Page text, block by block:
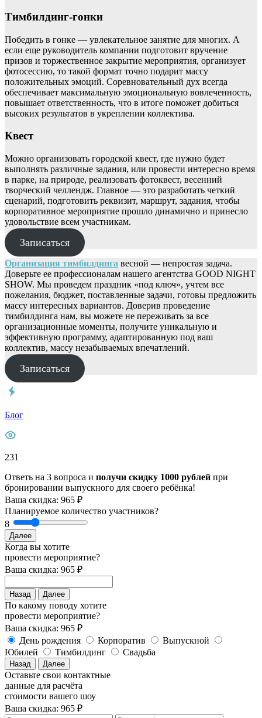
Тимбилдинг-гонки
Победить в гонке — увлекательное занятие для многих. А
если еще руководитель компании подготовит вручение
призов и торжественное закрытие мероприятия, организует
фотосессию, то такой формат точно подарит массу
положительных эмоций. Соревновательный дух всегда
обеспечивает максимальную эмоциональную вовлеченность,
повышает ответственность, что в итоге поможет добиться
высоких результатов в укреплении коллектива.
Квест
Можно организовать городской квест, где нужно будет
выполнять различные задания, или провести интересно время
в парке, на природе, реализовать фотоквест, весенний
творческий челлендж. Главное — это разработать четкий
сценарий, подготовить реквизит, маршрут, задания, чтобы
корпоративное мероприятие прошло динамично и принесло
удовольствие всем участникам.
Записаться
Организация тимбилдинга весной — непростая задача.
Доверьте ее профессионалам нашего агентства GOOD NIGHT
SHOW. Мы проведем праздник «под ключ», учтем все
пожелания, бюджет, поставленные задачи, готовы предложить
массу интересных вариантов. Доверив проведение
тимбилдинга нам, вы можете не переживать за все
организационные моменты, получите уникальную и
эффективную программу, адаптированную под ваш
коллектив, массу незабываемых впечатлений.
Записаться
Блог
231
Ответь на 3 вопроса и получи скидку 1000 рублей при
бронировании выпускного для своего ребёнка!
Ваша скидка: 965 ₽
Планируемое количество участников?
8
Далее
Когда вы хотите
провести мероприятие?
Ваша скидка: 965 ₽
Назад Далее
По какому поводу хотите
провести мероприятие?
Ваша скидка: 965 ₽
День рождения
Корпоратив
Выпускной
Юбилей
Тимбилдинг Свадьба
Назад Далее
Оставьте свои контактные
данные для расчёта
стоимости вашего шоу
Ваша скидка: 965 ₽